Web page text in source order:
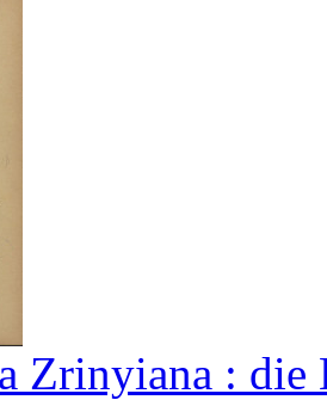
Zrinyiana : die